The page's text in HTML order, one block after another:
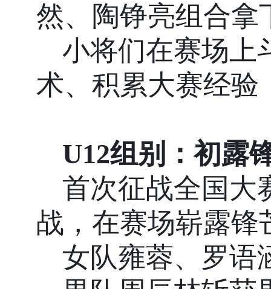
然、陶铮亮组合拿
小将们在赛场上
术、积累大赛经验
U12组别：初露
首次征战全国大
战，在赛场崭露锋
女队雍蓉、罗语